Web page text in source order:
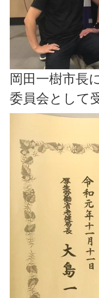
岡田一樹市長
委員会として